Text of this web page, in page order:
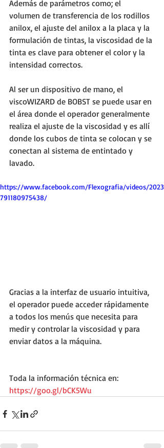
Además de parámetros como; el
volumen de transferencia de los rodillos
anilox, el ajuste del anilox a la placa y la
formulación de tintas, la viscosidad de la
tinta es clave para obtener el color y la
intensidad correctos.
Al ser un dispositivo de mano, el
viscoWIZARD de BOBST se puede usar en
el área donde el operador generalmente
realiza el ajuste de la viscosidad y es allí
donde los cubos de tinta se colocan y se
conectan al sistema de entintado y
lavado.
https://www.facebook.com/Flexografia/videos/2023
791180975438/
Gracias a la interfaz de usuario intuitiva,
el operador puede acceder rápidamente
a todos los menús que necesita para
medir y controlar la viscosidad y para
enviar datos a la máquina.
Toda la información técnica en:
https://goo.gl/bCK5Wu